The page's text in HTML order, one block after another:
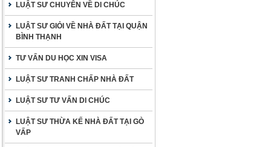
LUẬT SƯ CHUYÊN VỀ DI CHÚC
LUẬT SƯ GIỎI VỀ NHÀ ĐẤT TẠI QUẬN
BÌNH THẠNH
TƯ VẤN DU HỌC XIN VISA
LUẬT SƯ TRANH CHẤP NHÀ ĐẤT
LUẬT SƯ TƯ VẤN DI CHÚC
LUẬT SƯ THỪA KẾ NHÀ ĐẤT TẠI GÒ
VẤP